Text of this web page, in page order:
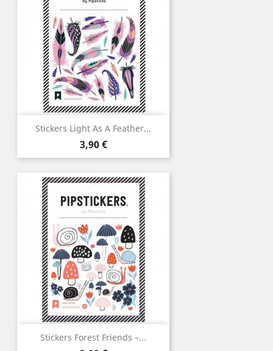
Stickers Light As A Feather...
Prix
3,90 €
Stickers Forest Friends –...